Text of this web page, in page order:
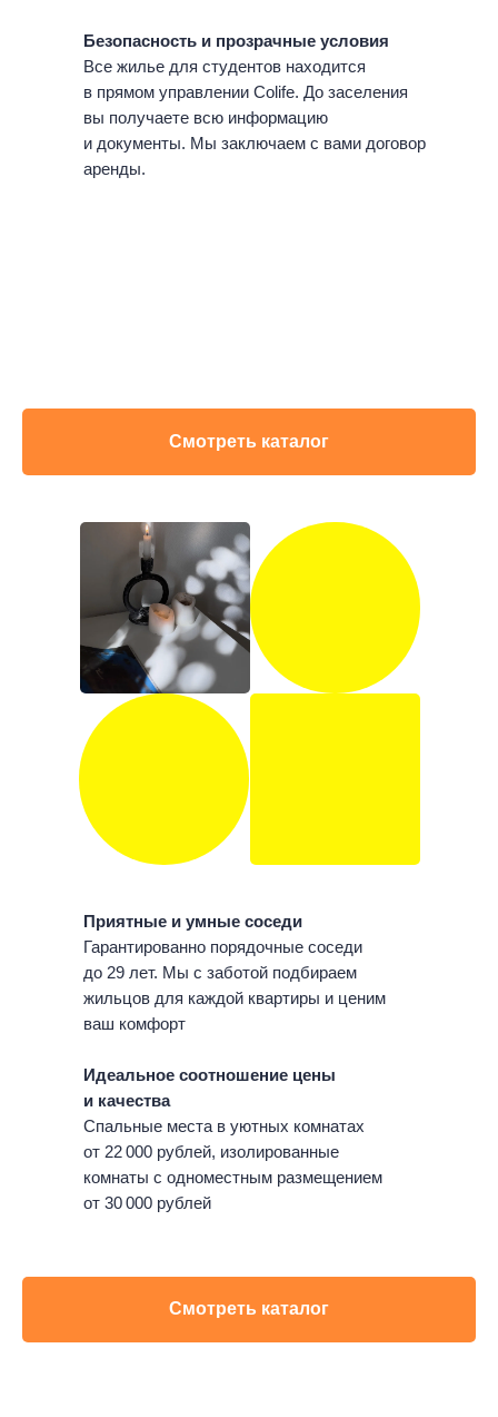
Безопасность и прозрачные условия
Все жилье для студентов находится
в прямом управлении Colife. До заселения
вы получаете всю информацию
и документы. Мы заключаем с вами договор
аренды.
Смотреть каталог
Приятные и умные соседи
Гарантированно порядочные соседи
до 29 лет. Мы с заботой подбираем
жильцов для каждой квартиры и ценим
ваш комфорт
Идеальное соотношение цены
и качества
Спальные места в уютных комнатах
от 22 000 рублей, изолированные
комнаты с одноместным размещением
от 30 000 рублей
Смотреть каталог